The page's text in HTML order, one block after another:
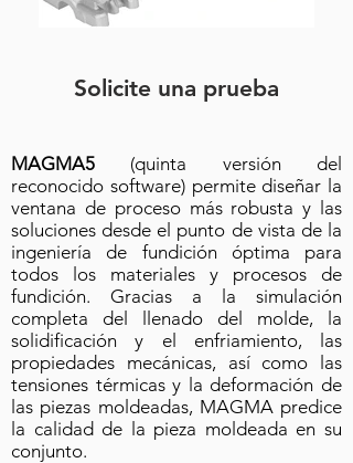
Solicite una prueba
MAGMA5 (quinta versión del
reconocido software) permite diseñar la
ventana de proceso más robusta y las
soluciones desde el punto de vista de la
ingeniería de fundición óptima para
todos los materiales y procesos de
fundición. Gracias a la simulación
completa del llenado del molde, la
solidificación y el enfriamiento, las
propiedades mecánicas, así como las
tensiones térmicas y la deformación de
las piezas moldeadas, MAGMA predice
la calidad de la pieza moldeada en su
conjunto.